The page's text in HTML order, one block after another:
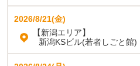
2026/8/21(金)
【新潟エリア】
新潟KSビル(若者しごと館)